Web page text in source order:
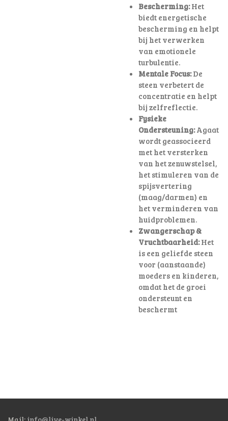
Bescherming:Het
biedt energetische
bescherming en helpt
bij het verwerken
van emotionele
turbulentie.
Mentale Focus:De
steen verbetert de
concentratie en helpt
bij zelfreflectie.
Fysieke
Ondersteuning:Agaat
wordt geassocieerd
met het versterken
van het zenuwstelsel,
het stimuleren van de
spijsvertering
(maag/darmen) en
het verminderen van
huidproblemen.
Zwangerschap &
Vruchtbaarheid:Het
is een geliefde steen
voor (aanstaande)
moeders en kinderen,
omdat het de groei
ondersteunt en
beschermt